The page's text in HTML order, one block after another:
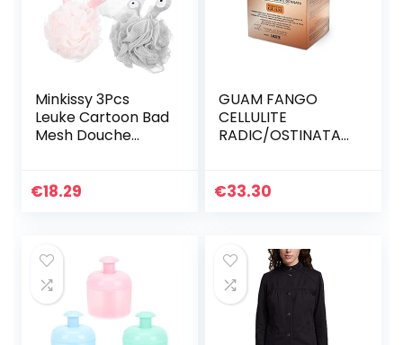
Minkissy 3Pcs
Leuke Cartoon Bad
Mesh Douche
Ballen Exfoliërende
€18.29
GUAM FANGO
CELLULITE
RADIC/OSTINATA
€33.30